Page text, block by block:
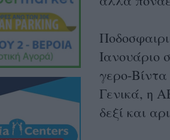
Ιανουάριο
γερο-
Γενικά, η
δεξί και